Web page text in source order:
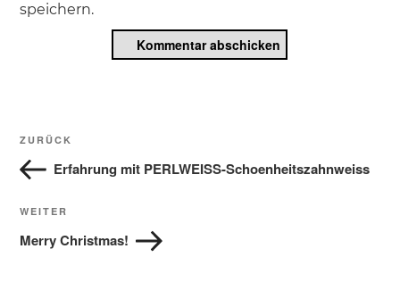
speichern.
Beitragsnavigation
Vorheriger
Beitrag
ZURÜCK
Erfahrung mit PERLWEISS-Schoenheitszahnweiss
Nächster
Beitrag
WEITER
Merry Christmas!